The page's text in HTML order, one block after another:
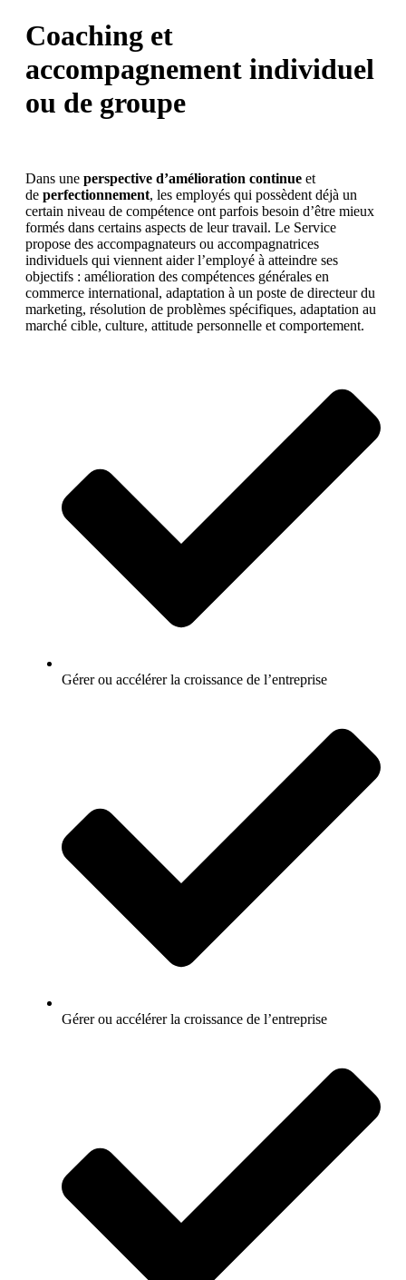
Coaching et
accompagnement individuel
ou de groupe
Dans une perspective d’amélioration continue et
de perfectionnement, les employés qui possèdent déjà un
certain niveau de compétence ont parfois besoin d’être mieux
formés dans certains aspects de leur travail. Le Service
propose des accompagnateurs ou accompagnatrices
individuels qui viennent aider l’employé à atteindre ses
objectifs : amélioration des compétences générales en
commerce international, adaptation à un poste de directeur du
marketing, résolution de problèmes spécifiques, adaptation au
marché cible, culture, attitude personnelle et comportement.
Gérer ou accélérer la croissance de l’entreprise
Gérer ou accélérer la croissance de l’entreprise